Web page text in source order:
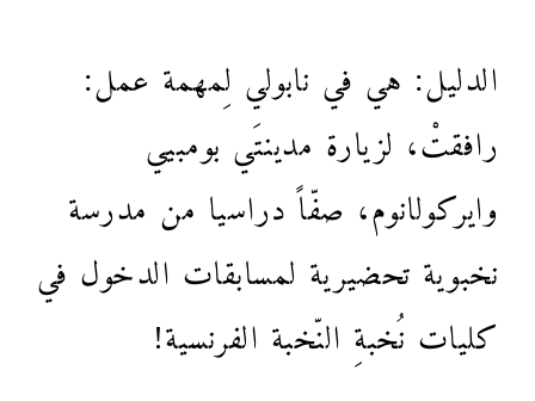
الدليل: هي في نابولي لِمهمة عمل:
رافقتْ، لزيارة مدينتَي بومبيي
وايركولانوم، صفّاً دراسيا من مدرسة
نخبوية تحضيرية لمسابقات الدخول في
كليات نُخبةِ النّخبة الفرنسية!